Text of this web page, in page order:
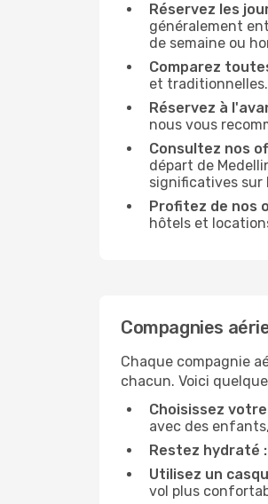
Réservez les
généralement
de semaine ou
Comparez
et
Réservez à
nous vous
Consultez nos
départ de
significatives sur
Profitez de nos
hôtels et
Compagnies
Chaque compagnie
chacun. Voici
Choisissez
avec des
Restez hydraté :
Utilisez un
vol plus